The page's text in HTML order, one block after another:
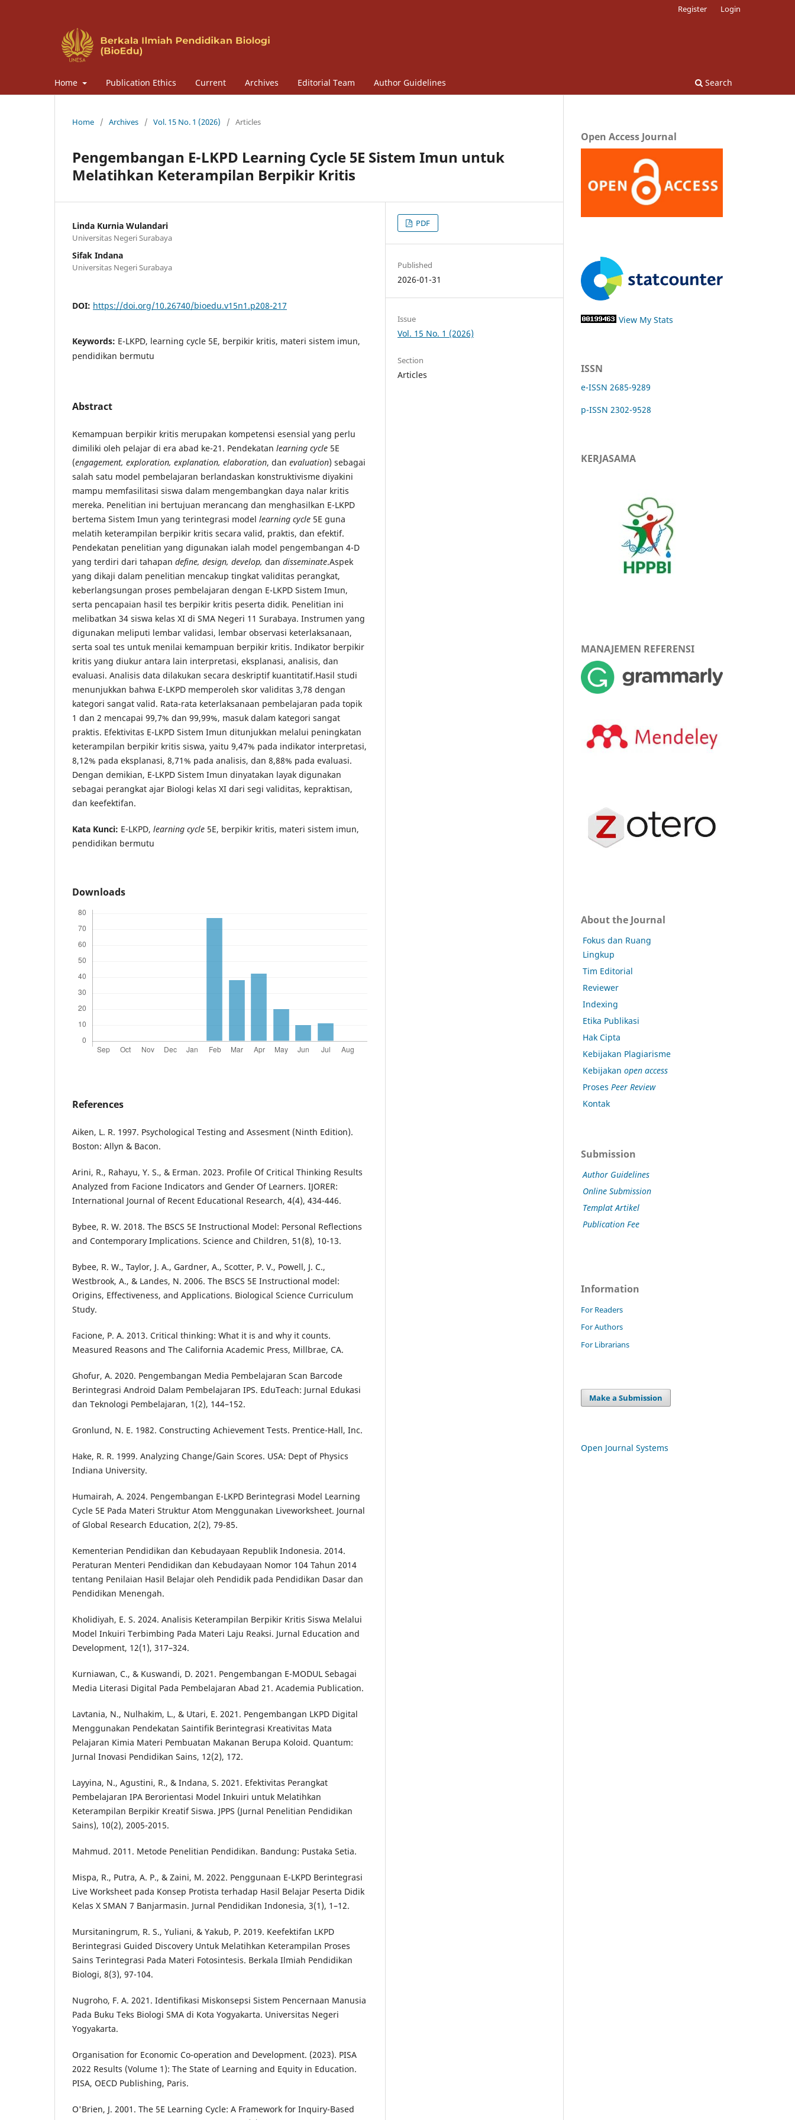
Home Publication Ethics Current Archives Editorial Team Author Guidelines Search
Register Login
Home / Archives / Vol. 15 No. 1 (2026) / Articles
Pengembangan E-LKPD Learning Cycle 5E Sistem Imun untuk
Melatihkan Keterampilan Berpikir Kritis
Linda Kurnia Wulandari
Universitas Negeri Surabaya
Sifak Indana
Universitas Negeri Surabaya
DOI: https://doi.org/10.26740/bioedu.v15n1.p208-217
Keywords: E-LKPD, learning cycle 5E, berpikir kritis, materi sistem imun,
pendidikan bermutu
Abstract
Kemampuan berpikir kritis merupakan kompetensi esensial yang perlu
dimiliki oleh pelajar di era abad ke-21. Pendekatan learning cycle 5E
(engagement, exploration, explanation, elaboration, dan evaluation) sebagai
salah satu model pembelajaran berlandaskan konstruktivisme diyakini
mampu memfasilitasi siswa dalam mengembangkan daya nalar kritis
mereka. Penelitian ini bertujuan merancang dan menghasilkan E-LKPD
bertema Sistem Imun yang terintegrasi model learning cycle 5E guna
melatih keterampilan berpikir kritis secara valid, praktis, dan efektif.
Pendekatan penelitian yang digunakan ialah model pengembangan 4-D
yang terdiri dari tahapan define, design, develop, dan disseminate.Aspek
yang dikaji dalam penelitian mencakup tingkat validitas perangkat,
keberlangsungan proses pembelajaran dengan E-LKPD Sistem Imun,
serta pencapaian hasil tes berpikir kritis peserta didik. Penelitian ini
melibatkan 34 siswa kelas XI di SMA Negeri 11 Surabaya. Instrumen yang
digunakan meliputi lembar validasi, lembar observasi keterlaksanaan,
serta soal tes untuk menilai kemampuan berpikir kritis. Indikator berpikir
kritis yang diukur antara lain interpretasi, eksplanasi, analisis, dan
evaluasi. Analisis data dilakukan secara deskriptif kuantitatif.Hasil studi
menunjukkan bahwa E-LKPD memperoleh skor validitas 3,78 dengan
kategori sangat valid. Rata-rata keterlaksanaan pembelajaran pada topik
1 dan 2 mencapai 99,7% dan 99,99%, masuk dalam kategori sangat
praktis. Efektivitas E-LKPD Sistem Imun ditunjukkan melalui peningkatan
keterampilan berpikir kritis siswa, yaitu 9,47% pada indikator interpretasi,
8,12% pada eksplanasi, 8,71% pada analisis, dan 8,88% pada evaluasi.
Dengan demikian, E-LKPD Sistem Imun dinyatakan layak digunakan
sebagai perangkat ajar Biologi kelas XI dari segi validitas, kepraktisan,
dan keefektifan.
Kata Kunci: E-LKPD, learning cycle 5E, berpikir kritis, materi sistem imun,
pendidikan bermutu
Downloads
References
Aiken, L. R. 1997. Psychological Testing and Assesment (Ninth Edition).
Boston: Allyn & Bacon.
Arini, R., Rahayu, Y. S., & Erman. 2023. Profile Of Critical Thinking Results
Analyzed from Facione Indicators and Gender Of Learners. IJORER:
International Journal of Recent Educational Research, 4(4), 434-446.
Bybee, R. W. 2018. The BSCS 5E Instructional Model: Personal Reflections
and Contemporary Implications. Science and Children, 51(8), 10-13.
Bybee, R. W., Taylor, J. A., Gardner, A., Scotter, P. V., Powell, J. C.,
Westbrook, A., & Landes, N. 2006. The BSCS 5E Instructional model:
Origins, Effectiveness, and Applications. Biological Science Curriculum
Study.
Facione, P. A. 2013. Critical thinking: What it is and why it counts.
Measured Reasons and The California Academic Press, Millbrae, CA.
Ghofur, A. 2020. Pengembangan Media Pembelajaran Scan Barcode
Berintegrasi Android Dalam Pembelajaran IPS. EduTeach: Jurnal Edukasi
dan Teknologi Pembelajaran, 1(2), 144–152.
Gronlund, N. E. 1982. Constructing Achievement Tests. Prentice-Hall, Inc.
Hake, R. R. 1999. Analyzing Change/Gain Scores. USA: Dept of Physics
Indiana University.
Humairah, A. 2024. Pengembangan E-LKPD Berintegrasi Model Learning
Cycle 5E Pada Materi Struktur Atom Menggunakan Liveworksheet. Journal
of Global Research Education, 2(2), 79-85.
Kementerian Pendidikan dan Kebudayaan Republik Indonesia. 2014.
Peraturan Menteri Pendidikan dan Kebudayaan Nomor 104 Tahun 2014
tentang Penilaian Hasil Belajar oleh Pendidik pada Pendidikan Dasar dan
Pendidikan Menengah.
Kholidiyah, E. S. 2024. Analisis Keterampilan Berpikir Kritis Siswa Melalui
Model Inkuiri Terbimbing Pada Materi Laju Reaksi. Jurnal Education and
Development, 12(1), 317–324.
Kurniawan, C., & Kuswandi, D. 2021. Pengembangan E-MODUL Sebagai
Media Literasi Digital Pada Pembelajaran Abad 21. Academia Publication.
Lavtania, N., Nulhakim, L., & Utari, E. 2021. Pengembangan LKPD Digital
Menggunakan Pendekatan Saintifik Berintegrasi Kreativitas Mata
Pelajaran Kimia Materi Pembuatan Makanan Berupa Koloid. Quantum:
Jurnal Inovasi Pendidikan Sains, 12(2), 172.
Layyina, N., Agustini, R., & Indana, S. 2021. Efektivitas Perangkat
Pembelajaran IPA Berorientasi Model Inkuiri untuk Melatihkan
Keterampilan Berpikir Kreatif Siswa. JPPS (Jurnal Penelitian Pendidikan
Sains), 10(2), 2005-2015.
Mahmud. 2011. Metode Penelitian Pendidikan. Bandung: Pustaka Setia.
Mispa, R., Putra, A. P., & Zaini, M. 2022. Penggunaan E-LKPD Berintegrasi
Live Worksheet pada Konsep Protista terhadap Hasil Belajar Peserta Didik
Kelas X SMAN 7 Banjarmasin. Jurnal Pendidikan Indonesia, 3(1), 1–12.
Mursitaningrum, R. S., Yuliani, & Yakub, P. 2019. Keefektifan LKPD
Berintegrasi Guided Discovery Untuk Melatihkan Keterampilan Proses
Sains Terintegrasi Pada Materi Fotosintesis. Berkala Ilmiah Pendidikan
Biologi, 8(3), 97-104.
Nugroho, F. A. 2021. Identifikasi Miskonsepsi Sistem Pencernaan Manusia
Pada Buku Teks Biologi SMA di Kota Yogyakarta. Universitas Negeri
Yogyakarta.
Organisation for Economic Co-operation and Development. (2023). PISA
2022 Results (Volume 1): The State of Learning and Equity in Education.
PISA, OECD Publishing, Paris.
O'Brien, J. 2001. The 5E Learning Cycle: A Framework for Inquiry-Based
PDF
Published
2026-01-31
Issue
Vol. 15 No. 1 (2026)
Section
Articles
Open Access Journal
View My Stats
ISSN
e-ISSN 2685-9289
p-ISSN 2302-9528
KERJASAMA
MANAJEMEN REFERENSI
About the Journal
Fokus dan Ruang
Lingkup
Tim Editorial
Reviewer
Indexing
Etika Publikasi
Hak Cipta
Kebijakan Plagiarisme
Kebijakan open access
Proses Peer Review
Kontak
Submission
Author Guidelines
Online Submission
Templat Artikel
Publication Fee
Information
For Readers
For Authors
For Librarians
Make a Submission
Open Journal Systems